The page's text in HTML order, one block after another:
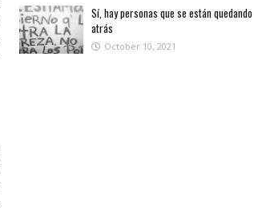
Sí, hay personas que se están quedando
atrás
October 10, 2021